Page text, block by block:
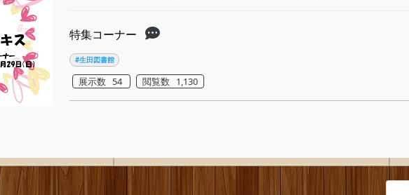
特集コーナー
#生田図書館
展示数 54 閲覧数 1,130